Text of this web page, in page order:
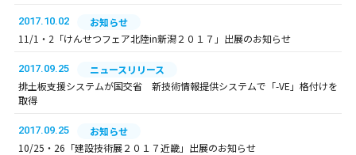
2017.10.02
お知らせ
11/1・2「けんせつフェア北陸in新潟２０１７」出展のお知らせ
2017.09.25
ニュースリリース
排土板支援システムが国交省 新技術情報提供システムで「-VE」格付けを
取得
2017.09.25
お知らせ
10/25・26「建設技術展２０１７近畿」出展のお知らせ